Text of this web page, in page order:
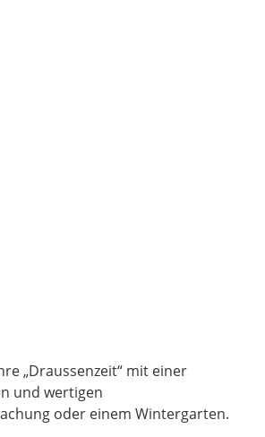
„Draussenzeit“ mit einer
und wertigen
oder einem Wintergarten.